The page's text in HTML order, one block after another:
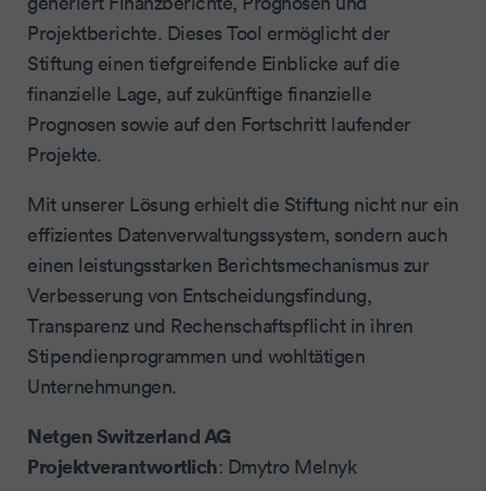
Projektberichte. Dieses Tool ermöglicht der
Stiftung einen tiefgreifende Einblicke auf die
finanzielle Lage, auf zukünftige finanzielle
Prognosen sowie auf den Fortschritt laufender
Projekte.
Mit unserer Lösung erhielt die Stiftung nicht nur ein
effizientes Datenverwaltungssystem, sondern auch
einen leistungsstarken Berichtsmechanismus zur
Verbesserung von Entscheidungsfindung,
Transparenz und Rechenschaftspflicht in ihren
Stipendienprogrammen und wohltätigen
Unternehmungen.
Netgen Switzerland AG
Projektverantwortlich: Dmytro Melnyk